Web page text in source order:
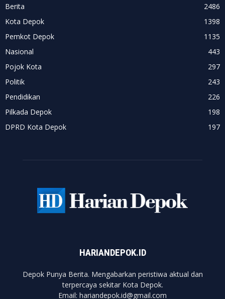
Berita
2486
Kota Depok
1398
Pemkot Depok
1135
Nasional
443
Pojok Kota
297
Politik
243
Pendidikan
226
Pilkada Depok
198
DPRD Kota Depok
197
HARIANDEPOK.ID
Depok Punya Berita. Mengabarkan peristiwa aktual dan
terpercaya sekitar Kota Depok.
Email: hariandepok.id@gmail.com